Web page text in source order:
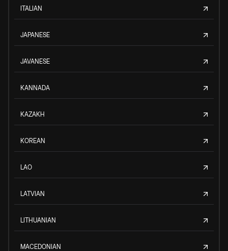
ITALIAN
JAPANESE
JAVANESE
KANNADA
KAZAKH
KOREAN
LAO
LATVIAN
LITHUANIAN
MACEDONIAN